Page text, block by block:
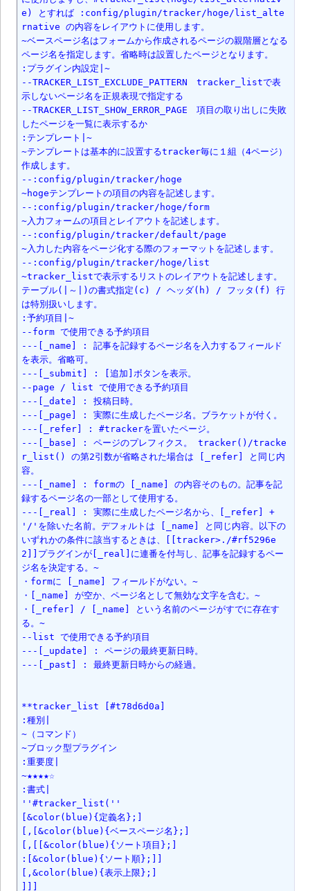
e) とすれば :config/plugin/tracker/hoge/list_alte
rnative の内容をレイアウトに使用します。
~ベースページ名はフォームから作成されるページの親階層となる
ページ名を指定します。省略時は設置したページとなります。
:プラグイン内設定|~
--TRACKER_LIST_EXCLUDE_PATTERN　tracker_listで表
示しないページ名を正規表現で指定する
--TRACKER_LIST_SHOW_ERROR_PAGE　項目の取り出しに失敗
したページを一覧に表示するか
:テンプレート|~
~テンプレートは基本的に設置するtracker毎に１組（4ページ）
作成します。
--:config/plugin/tracker/hoge
~hogeテンプレートの項目の内容を記述します。
--:config/plugin/tracker/hoge/form
~入力フォームの項目とレイアウトを記述します。
--:config/plugin/tracker/default/page
~入力した内容をページ化する際のフォーマットを記述します。
--:config/plugin/tracker/hoge/list
~tracker_listで表示するリストのレイアウトを記述します。
テーブル(|～|)の書式指定(c) / ヘッダ(h) / フッタ(f) 行
は特別扱いします。
:予約項目|~
--form で使用できる予約項目
---[_name] : 記事を記録するページ名を入力するフィールド
を表示。省略可。
---[_submit] : [追加]ボタンを表示。
--page / list で使用できる予約項目
---[_date] : 投稿日時。
---[_page] : 実際に生成したページ名。ブラケットが付く。
---[_refer] : #trackerを置いたページ。
---[_base] : ページのプレフィクス。 tracker()/tracke
r_list() の第2引数が省略された場合は [_refer] と同じ内
容。
---[_name] : formの [_name] の内容そのもの。記事を記
録するページ名の一部として使用する。
---[_real] : 実際に生成したページ名から、[_refer] +
'/'を除いた名前。デフォルトは [_name] と同じ内容。以下の
いずれかの条件に該当するときは、[[tracker>./#rf5296e
2]]プラグインが[_real]に連番を付与し、記事を記録するペー
ジ名を決定する。~
・formに [_name] フィールドがない。~
・[_name] が空か、ページ名として無効な文字を含む。~
・[_refer] / [_name] という名前のページがすでに存在す
る。~
--list で使用できる予約項目
---[_update] : ページの最終更新日時。
---[_past] : 最終更新日時からの経過。
**tracker_list [#t78d6d0a]
:種別|
~（コマンド）
~ブロック型プラグイン
:重要度|
~★★★★☆
:書式|
''#tracker_list(''
[&color(blue){定義名};]
[,[&color(blue){ベースページ名};]
[,[[&color(blue){ソート項目};]
:[&color(blue){ソート順};]]
[,&color(blue){表示上限};]